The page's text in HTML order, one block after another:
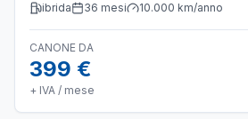
ibrida 36 mesi 10.000 km/anno
CANONE DA
399 €
+ IVA / mese